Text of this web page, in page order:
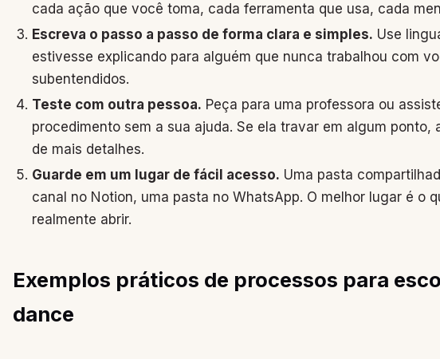
cada ação que você toma, cada ferramenta que usa, cada
Escreva o passo a passo de forma clara e simples. Use
estivesse explicando para alguém que nunca trabalhou com
subentendidos.
Teste com outra pessoa. Peça para uma professora ou
procedimento sem a sua ajuda. Se ela travar em algum ponto,
de mais detalhes.
Guarde em um lugar de fácil acesso. Uma pasta
canal no Notion, uma pasta no WhatsApp. O melhor lugar é o
realmente abrir.
Exemplos práticos de processos para
dance